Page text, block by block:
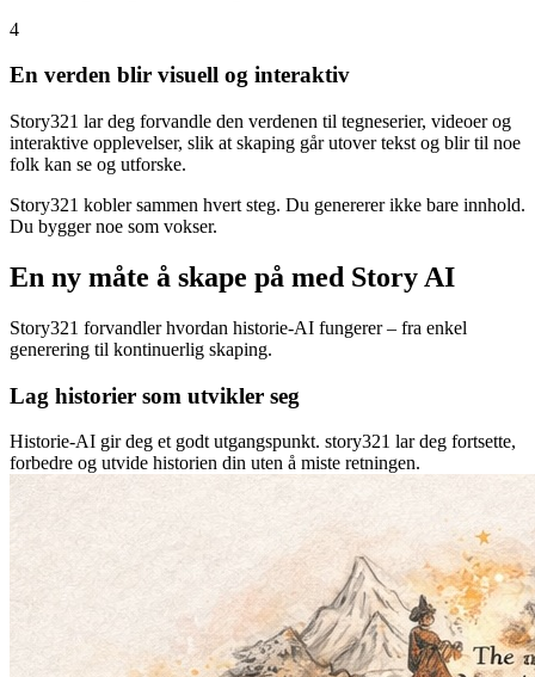
4
En verden blir visuell og interaktiv
Story321 lar deg forvandle den verdenen til tegneserier, videoer og
interaktive opplevelser, slik at skaping går utover tekst og blir til noe
folk kan se og utforske.
Story321 kobler sammen hvert steg. Du genererer ikke bare innhold.
Du bygger noe som vokser.
En ny måte å skape på med Story AI
Story321 forvandler hvordan historie-AI fungerer – fra enkel
generering til kontinuerlig skaping.
Lag historier som utvikler seg
Historie-AI gir deg et godt utgangspunkt. story321 lar deg fortsette,
forbedre og utvide historien din uten å miste retningen.